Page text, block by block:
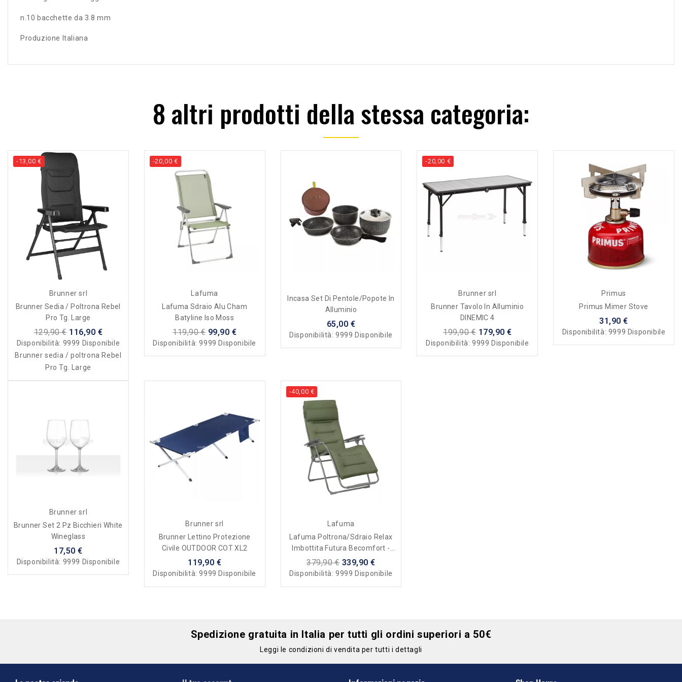
n.10 bacchette da 3.8 mm
Produzione Italiana
8 altri prodotti della stessa categoria:
-13,00 €
Brunner srl
Brunner Sedia / Poltrona Rebel
Pro Tg. Large
129,90 € 116,90 €
Disponibilità: 9999 Disponibile
Brunner sedia / poltrona Rebel
Pro Tg. Large
-20,00 €
Lafuma
Lafuma Sdraio Alu Cham
Batyline Iso Moss
119,90 € 99,90 €
Disponibilità:9999 Disponibile
Incasa Set Di Pentole/popote In
Alluminio
65,00 €
Disponibilità:9999 Disponibile
-20,00 €
Brunner srl
Brunner Tavolo In Alluminio
DINEMIC 4
199,90 € 179,90 €
Disponibilità: 9999 Disponibile
Primus
Primus Mimer Stove
31,90 €
Disponibilità: 9999 Disponibile
Brunner srl
Brunner Set 2 Pz Bicchieri White
Wineglass
17,50 €
Disponibilità: 9999 Disponibile
Brunner srl
Brunner Lettino Protezione
Civile OUTDOOR COT XL2
119,90 €
Disponibilità:9999 Disponibile
-40,00 €
Lafuma
Lafuma Poltrona/sdraio Relax
Imbottita Futura Becomfort -
Olive Verde
379,90 € 339,90 €
Disponibilità:9999 Disponibile
Spedizione gratuita in Italia per tutti gli ordini superiori a 50€
Leggi le condizioni di vendita per tutti i dettagli